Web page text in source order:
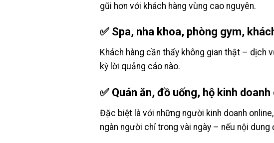
gũi hơn với khách hàng vùng cao nguyên.
✅ Spa, nha khoa, phòng gym,
Khách hàng cần thấy không gian thật – dịch
kỳ lời quảng cáo nào.
✅ Quán ăn, đồ uống, hộ kinh doanh
Đặc biệt là với những người kinh doanh online,
ngàn người chỉ trong vài ngày – nếu nội dung